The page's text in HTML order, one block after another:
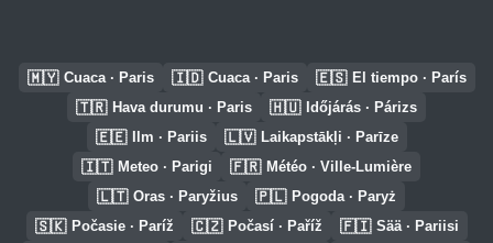
🇲🇾 Cuaca · Paris 🇮🇩 Cuaca · Paris 🇪🇸 El tiempo · París
🇹🇷 Hava durumu · Paris 🇭🇺 Időjárás · Párizs
🇪🇪 Ilm · Pariis 🇱🇻 Laikapstākļi · Parīze
🇮🇹 Meteo · Parigi 🇫🇷 Météo · Ville-Lumière
🇱🇹 Oras · Paryžius 🇵🇱 Pogoda · Paryż
🇸🇰 Počasie · Paríž 🇨🇿 Počasí · Paříž 🇫🇮 Sää · Pariisi